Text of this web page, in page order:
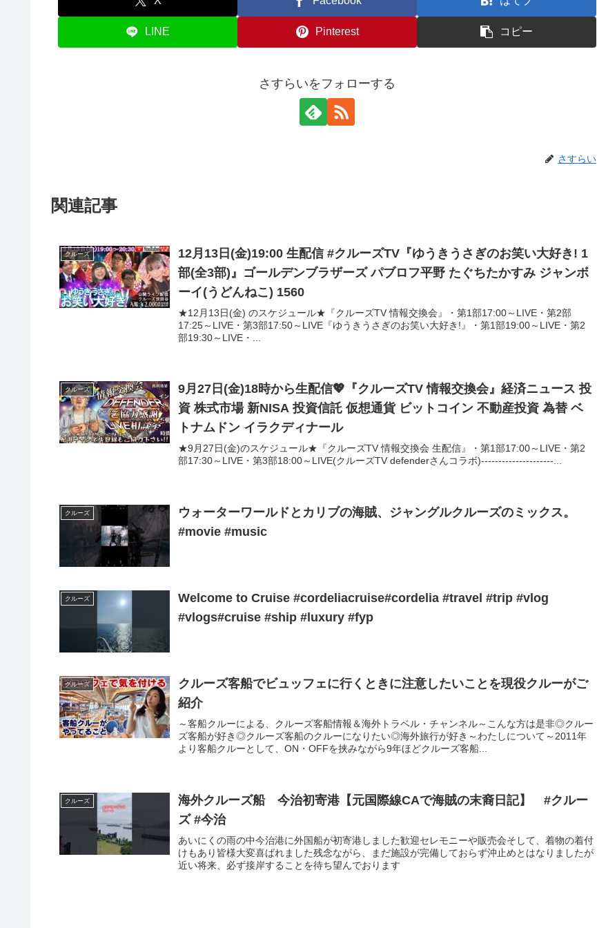
LINE Pinterest コピー
さすらいをフォローする
さすらい
関連記事
クルーズ
12月13日(金)19:00 生配信 #クルーズTV『ゆうきうさぎのお笑い大好き! 1
部(全3部)』ゴールデンブラザーズ パブロフ平野 たぐちたかすみ ジャンボ
ーイ(うどんねこ) 1560
★12月13日(金) のスケジュール★『クルーズTV 情報交換会』・第1部17:00～LIVE・第2部
17:25～LIVE・第3部17:50～LIVE『ゆうきうさぎのお笑い大好き!』・第1部19:00～LIVE・第2
部19:30～LIVE・...
クルーズ
9月27日(金)18時から生配信💖『クルーズTV 情報交換会』経済ニュース 投
資 株式市場 新NISA 投資信託 仮想通貨 ビットコイン 不動産投資 為替 ベ
トナムドン イラクディナール
★9月27日(金)のスケジュール★『クルーズTV 情報交換会 生配信』・第1部17:00～LIVE・第2
部17:30～LIVE・第3部18:00～LIVE(クルーズTV defenderさんコラボ)---------------------...
クルーズ
ウォーターワールドとカリブの海賊、ジャングルクルーズのミックス。
#movie #music
クルーズ
Welcome to Cruise #cordeliacruise#cordelia #travel #trip #vlog
#vlogs#cruise #ship #luxury #fyp
クルーズ
クルーズ客船でビュッフェに行くときに注意したいことを現役クルーがご
紹介
～客船クルーによる、クルーズ客船情報＆海外トラベル・チャンネル～こんな方は是非◎クルー
ズ客船が好き◎クルーズ客船のクルーになりたい◎海外旅行が好き～わたしについて～2011年
より客船クルーとして、ON・OFFを挟みながら9年ほどクルーズ客船...
クルーズ
海外クルーズ船 今治初寄港【元国際線CAで海賊の末裔日記】 #クルー
ズ #今治
あいにくの雨の中今治港に外国船が初寄港しました歓迎セレモニーや販売会そして、着物の着付
けもあり皆様大変喜ばれました残念ながら、まだ施設が完備しておらず沖止めとはなりましたが
近い将来、必ず接岸することを待ち望んでおります